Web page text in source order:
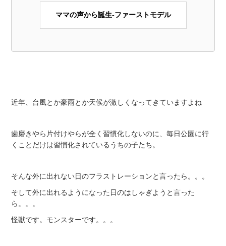
ママの声から誕生-ファーストモデル
近年、台風とか豪雨とか天候が激しくなってきていますよね
歯磨きやら片付けやらが全く習慣化しないのに、毎日公園に行
くことだけは習慣化されているうちの子たち。
そんな外に出れない日のフラストレーションと言ったら。。。
そして外に出れるようになった日のはしゃぎようと言った
ら。。。
怪獣です。モンスターです。。。